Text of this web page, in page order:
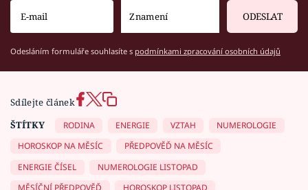
ODESLAT
Odesláním formuláře souhlasíte s podmínkami zpracování osobních údajů
Sdílejte článek
ŠTÍTKY
RODINA ENERGIE VZTAH
NUMEROLOGIE
HOROSKOP NA MĚSÍC
PŘEDPOVĚĎ NA MĚSÍC
ENERGIE ČÍSEL
NUMEROLOGIE LISTOPAD